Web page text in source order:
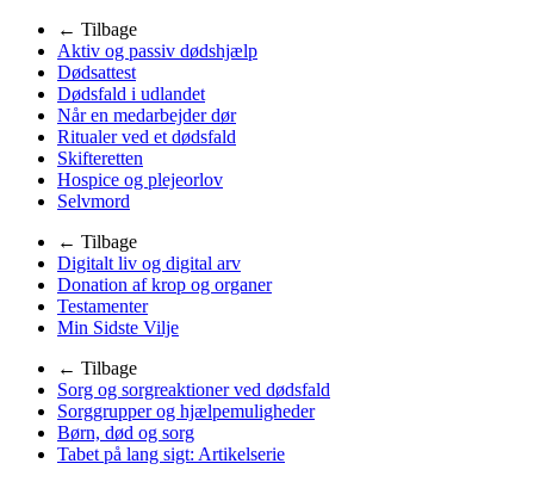
← Tilbage
Aktiv og passiv dødshjælp
Dødsattest
Dødsfald i udlandet
Når en medarbejder dør
Ritualer ved et dødsfald
Skifteretten
Hospice og plejeorlov
Selvmord
← Tilbage
Digitalt liv og digital arv
Donation af krop og organer
Testamenter
Min Sidste Vilje
← Tilbage
Sorg og sorgreaktioner ved dødsfald
Sorggrupper og hjælpemuligheder
Børn, død og sorg
Tabet på lang sigt: Artikelserie